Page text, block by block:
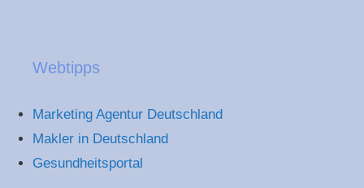
Webtipps
Marketing Agentur Deutschland
Makler in Deutschland
Gesundheitsportal